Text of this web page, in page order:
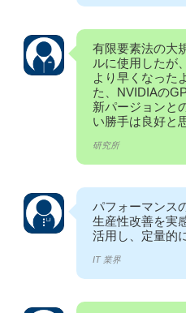
有限要素法の大
ルに使用したが
より早くなった
た、NVIDIAの
新パージョンと
い勝手は良好と
研究所
パフォーマンス
生産性改善を実
活用し、定量的
IT 業界